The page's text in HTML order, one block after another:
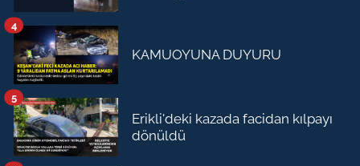
KAMUOYUNA DUYURU
4
Erikli'deki kazada facidan kılpayı
dönüldü
5